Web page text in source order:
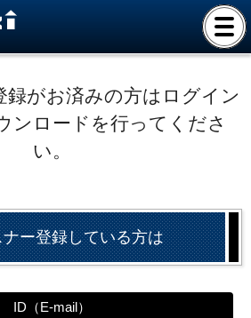
録がお済みの方はログイン
ンロードを行ってくださ
い。
ー登録している方は
ID（E-mail）